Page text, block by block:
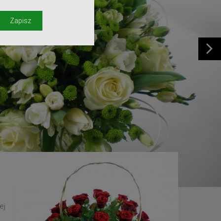
Zapisz